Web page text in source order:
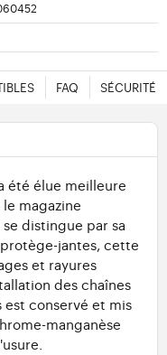
FAQ SÉCURITÉ
été élue meilleure
magazine
distingue par sa
jantes, cette
et rayures
des chaînes
est conservé et mis
manganèse